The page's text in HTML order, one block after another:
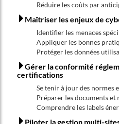
Réduire les coûts par
Maîtriser les enjeux de
Identifier les menaces
Appliquer les bonnes
Protéger les données
Gérer la conformité
certifications
Se tenir à jour des normes
Préparer les documents
Comprendre les labels
Piloter la gestion multi-